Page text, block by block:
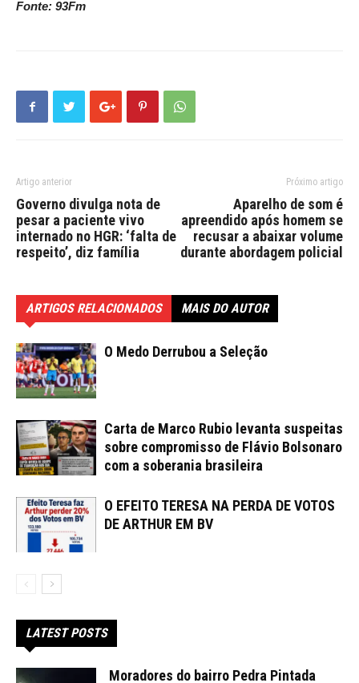
Fonte: 93Fm
Artigo anterior
Governo divulga nota de
pesar a paciente vivo
internado no HGR: ‘falta de
respeito’, diz família
Próximo artigo
Aparelho de som é
apreendido após homem se
recusar a abaixar volume
durante abordagem policial
ARTIGOS RELACIONADOS MAIS DO AUTOR
O Medo Derrubou a Seleção
Carta de Marco Rubio levanta suspeitas
sobre compromisso de Flávio Bolsonaro
com a soberania brasileira
O EFEITO TERESA NA PERDA DE VOTOS
DE ARTHUR EM BV
LATEST POSTS
Moradores do bairro Pedra Pintada